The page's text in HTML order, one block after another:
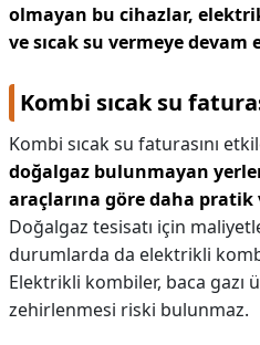
olmayan bu cihazlar,
ve sıcak su vermeye devam
Kombi sıcak su
Kombi sıcak su faturasını
doğalgaz bulunmayan
araçlarına göre daha
Doğalgaz tesisatı için
durumlarda da elektrikli
Elektrikli kombiler, baca gazı
zehirlenmesi riski bulunmaz.